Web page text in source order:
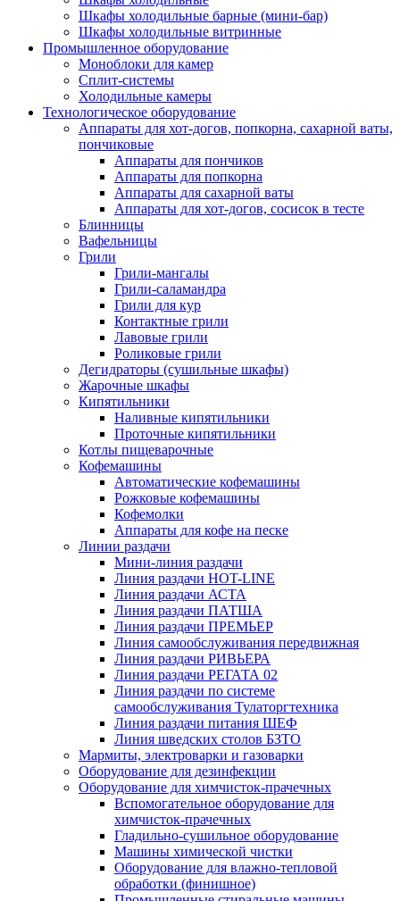
Шкафы холодильные барные (мини-бар)
Шкафы холодильные витринные
Промышленное оборудование
Моноблоки для камер
Сплит-системы
Холодильные камеры
Технологическое оборудование
Аппараты для хот-догов, попкорна, сахарной ваты,
пончиковые
Аппараты для пончиков
Аппараты для попкорна
Аппараты для сахарной ваты
Аппараты для хот-догов, сосисок в тесте
Блинницы
Вафельницы
Грили
Грили-мангалы
Грили-саламандра
Грили для кур
Контактные грили
Лавовые грили
Роликовые грили
Дегидраторы (сушильные шкафы)
Жарочные шкафы
Кипятильники
Наливные кипятильники
Проточные кипятильники
Котлы пищеварочные
Кофемашины
Автоматические кофемашины
Рожковые кофемашины
Кофемолки
Аппараты для кофе на песке
Линии раздачи
Мини-линия раздачи
Линия раздачи HOT-LINE
Линия раздачи АСТА
Линия раздачи ПАТША
Линия раздачи ПРЕМЬЕР
Линия самообслуживания передвижная
Линия раздачи РИВЬЕРА
Линия раздачи РЕГАТА 02
Линия раздачи по системе
самообслуживания Тулаторгтехника
Линия раздачи питания ШЕФ
Линия шведских столов БЗТО
Мармиты, электроварки и газоварки
Оборудование для дезинфекции
Оборудование для химчисток-прачечных
Вспомогательное оборудование для
химчисток-прачечных
Гладильно-сушильное оборудование
Машины химической чистки
Оборудование для влажно-тепловой
обработки (финишное)